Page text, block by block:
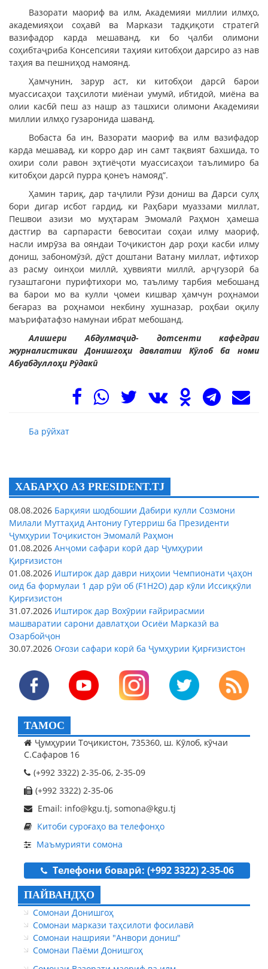
Вазорати маориф ва илм, Академияи миллии илмҳо,
академияҳои соҳавӣ ва Маркази тадқиқоти стратегӣ
вазифадор карда мешаванд, ки бо ҷалби олимони
соҳибтаҷриба Консепсияи таҳияи китобҳои дарсиро аз нав
таҳия ва пешниҳод намоянд.
Ҳамчунин, зарур аст, ки китобҳои дарсӣ барои
муассисаҳои таҳсилоти миёнаи умумӣ, ибтидоӣ, миёна ва
олии касбӣ пеш аз нашр аз ташхиси олимони Академияи
миллии илмҳо гузаронида шаванд.
Вобаста ба ин, Вазорати маориф ва илм вазифадор
карда мешавад, ки корро дар ин самт тақвият бахшида, то
охири соли равон эҳтиёҷоти муассисаҳои таълимиро ба
китобҳои дарсӣ пурра қонеъ намояд”.
Ҳамин тариқ, дар таҷлили Рӯзи дониш ва Дарси сулҳ
бори дигар исбот гардид, ки Раҳбари муаззами миллат,
Пешвои азизи мо муҳтарам Эмомалӣ Раҳмон ҳамеша
дастгир ва сарпарасти бевоситаи соҳаи илму маориф,
насли имрӯза ва ояндаи Тоҷикистон дар роҳи касби илму
дониш, забономӯзӣ, дӯст доштани Ватану миллат, ифтихор
аз расму оинҳои миллӣ, ҳуввияти миллӣ, арҷгузорӣ ба
гузаштагони пурифтихори мо, таълиму тарбия мебошанд
ва барои мо ва кулли ҷомеи кишвар ҳамчун роҳнамои
беғараз ва роҳнамои некбину хушназар, роҳбаи оқилу
маърифатафзо намунаи ибрат мебошанд.
Алишери Абдулмаҷид- дотсенти кафедраи
журналистикаи Донишгоҳи давлатии Кӯлоб ба номи
Абуабдуллоҳи Рӯдакӣ
Ба рӯйхат
ХАБАРҲО АЗ PRESIDENT.TJ
08.08.2026 Барқияи шодбошии Дабири кулли Созмони
Милали Муттаҳид Антониу Гутерриш ба Президенти
Ҷумҳурии Тоҷикистон Эмомалӣ Раҳмон
01.08.2026 Анҷоми сафари корӣ дар Ҷумҳурии
Қирғизистон
01.08.2026 Иштирок дар даври ниҳоии Чемпионати ҷаҳон
оид ба формулаи 1 дар рӯи об (F1H2O) дар кӯли Иссиқкӯли
Қирғизистон
31.07.2026 Иштирок дар Вохӯрии ғайрирасмии
машваратии сарони давлатҳои Осиёи Марказӣ ва
Озарбойҷон
30.07.2026 Оғози сафари корӣ ба Ҷумҳурии Қирғизистон
ТАМОС
Ҷумҳурии Тоҷикистон, 735360, ш. Кӯлоб, кӯчаи
С.Сафаров 16
(+992 3322) 2-35-06, 2-35-09
(+992 3322) 2-35-06
Email: info@kgu.tj, somona@kgu.tj
Китоби суроғаҳо ва телефонҳо
Маъмурияти сомона
Телефони боварӣ: (+992 3322) 2-35-06
ПАЙВАНДҲО
Сомонаи Донишгоҳ
Сомонаи маркази таҳсилоти фосилавӣ
Сомонаи нашрияи "Анвори дониш"
Сомонаи Паёми Донишгоҳ